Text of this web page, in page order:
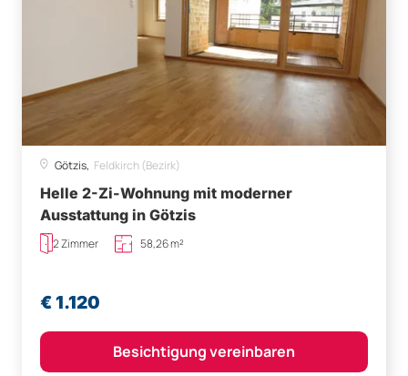
Götzis, Feldkirch (Bezirk)
Helle 2-Zi-Wohnung mit moderner
Ausstattung in Götzis
2 Zimmer 58,26 m²
€ 1.120
Besichtigung vereinbaren